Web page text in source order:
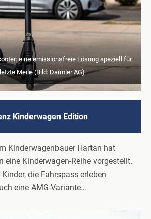
eine emissionsfreie Lösung speziell für
Meile (Bild: Daimler AG)
Kinderwagen Edition
Kinderwagenbauer Hartan hat
eine Kinderwagen-Reihe vorgestellt.
die Fahrspass erleben
eine AMG-Variante…